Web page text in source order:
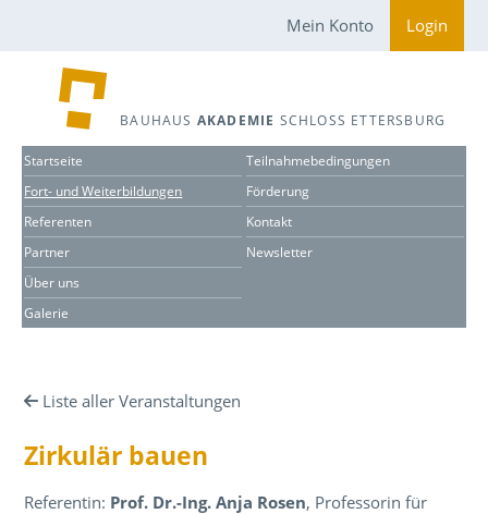
Mein Konto Login
BAUHAUS AKADEMIE SCHLOSS ETTERSBURG
Startseite
Fort- und Weiterbildungen
Referenten
Partner
Über uns
Galerie
Teilnahmebedingungen
Förderung
Kontakt
Newsletter
Liste aller Veranstaltungen
Zirkulär bauen
Referentin: Prof. Dr.-Ing. Anja Rosen, Professorin für